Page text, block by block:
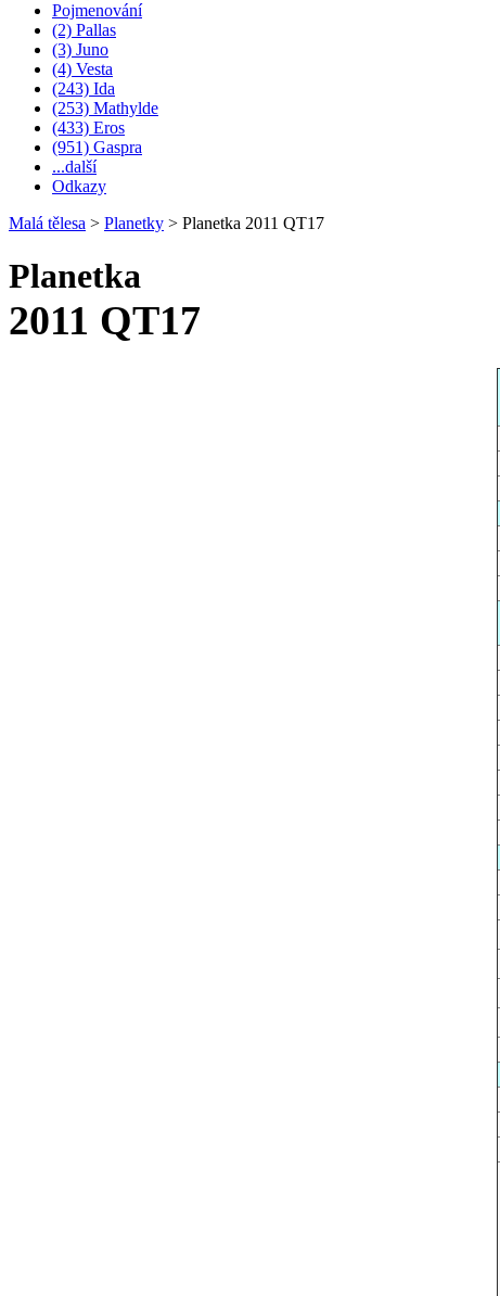
Pojmenování
(2) Pallas
(3) Juno
(4) Vesta
(243) Ida
(253) Mathylde
(433) Eros
(951) Gaspra
...další
Odkazy
Malá tělesa > Planetky > Planetka 2011 QT17
Planetka
2011 QT17